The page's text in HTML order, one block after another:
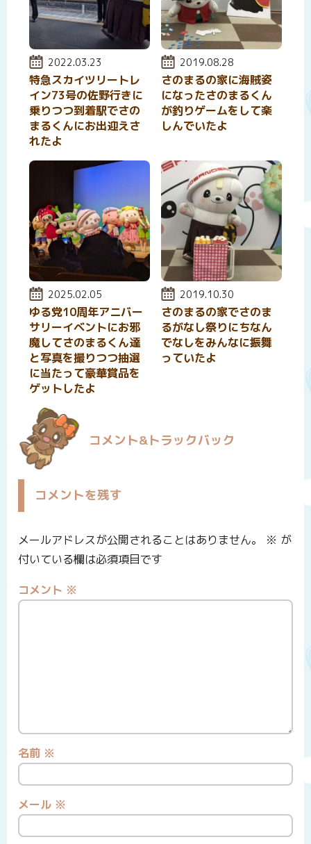
投稿日:
2022.03.23
特急スカイツリートレ
イン73号の佐野行きに
乗りつつ到着駅でさの
まるくんにお出迎えさ
れたよ
投稿日:
2019.08.28
さのまるの家に海賊姿
になったさのまるくん
が釣りゲームをして楽
しんでいたよ
投稿日:
2025.02.05
ゆる党10周年アニバー
サリーイベントにお邪
魔してさのまるくん達
と写真を撮りつつ抽選
に当たって豪華賞品を
ゲットしたよ
投稿日:
2019.10.30
さのまるの家でさのま
るがなし祭りにちなん
でなしをみんなに振舞
っていたよ
コメント&トラックバック
コメントを残す
メールアドレスが公開されることはありません。 ※ が
付いている欄は必須項目です
コメント ※
名前 ※
メール ※